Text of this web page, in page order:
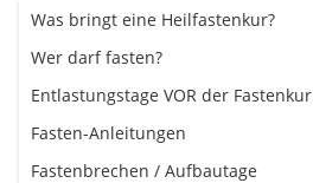
Was bringt eine Heilfastenkur?
Wer darf fasten?
Entlastungstage VOR der Fastenkur
Fasten-Anleitungen
Fastenbrechen / Aufbautage